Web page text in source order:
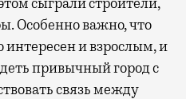
Особенно важно, что
и взрослым, и
привычный город с
связь между